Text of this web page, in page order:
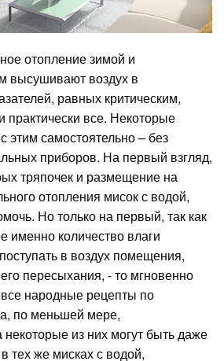
отопление зимой и
высушивают воздух в
равных критическим,
все. Некоторые
этим самостоятельно – без
приборов. На первый взгляд,
тряпочек и размещение на
отопления мисок с водой,
Но только на первый, так как
именно количество влаги
в воздух помещения,
пересыхания, - то мгновенно
все народные рецепты по
по меньшей мере,
из них могут быть даже
тех же мисках с водой,